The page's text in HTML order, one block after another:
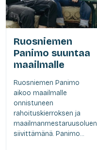
Ruosniemen
Panimo suuntaa
maailmalle
Ruosniemen Panimo
aikoo maailmalle
onnistuneen
rahoituskierroksen ja
maailmanmestaruusoluen
siivittämänä. Panimo...